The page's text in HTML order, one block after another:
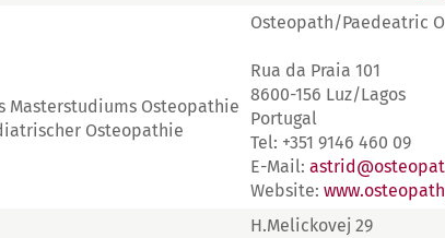
Masterstudiums Osteopathie
Osteopathie
Osteopath/Paedeatric
Rua da Praia 101
8600-156 Luz/Lagos
Portugal
Tel: +351 9146 460 09
E-Mail:
Website:
H.Melickovej 29